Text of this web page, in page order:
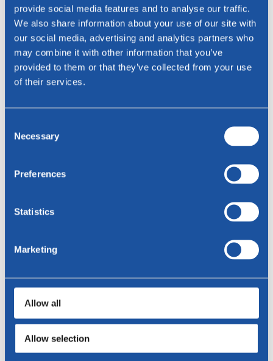
provide social media features and to analyse our traffic.
We also share information about your use of our site with
our social media, advertising and analytics partners who
may combine it with other information that you’ve
provided to them or that they’ve collected from your use
of their services.
Selection
Necessary
Preferences
Statistics
Marketing
Allow all
Allow selection
E-mailadres *
Telefoon
Telefoon
Specificaties